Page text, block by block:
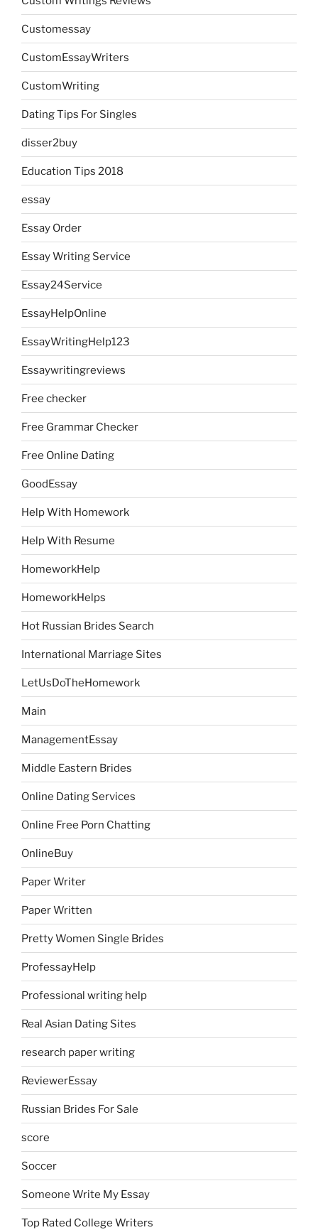
Customessay
CustomEssayWriters
CustomWriting
Dating Tips For Singles
disser2buy
Education Tips 2018
essay
Essay Order
Essay Writing Service
Essay24Service
EssayHelpOnline
EssayWritingHelp123
Essaywritingreviews
Free checker
Free Grammar Checker
Free Online Dating
GoodEssay
Help With Homework
Help With Resume
HomeworkHelp
HomeworkHelps
Hot Russian Brides Search
International Marriage Sites
LetUsDoTheHomework
Main
ManagementEssay
Middle Eastern Brides
Online Dating Services
Online Free Porn Chatting
OnlineBuy
Paper Writer
Paper Written
Pretty Women Single Brides
ProfessayHelp
Professional writing help
Real Asian Dating Sites
research paper writing
ReviewerEssay
Russian Brides For Sale
score
Soccer
Someone Write My Essay
Top Rated College Writers